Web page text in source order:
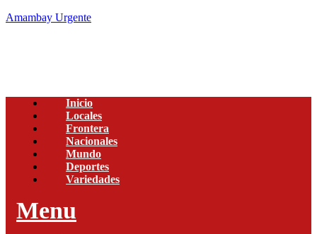
Amambay Urgente
Inicio
Locales
Frontera
Nacionales
Mundo
Deportes
Variedades
Menu